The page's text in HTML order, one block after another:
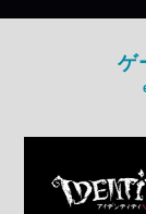
ゲ